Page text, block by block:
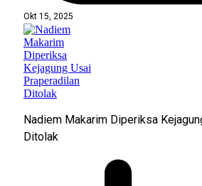
Okt 15, 2025
Nadiem Makarim Diperiksa
Ditolak